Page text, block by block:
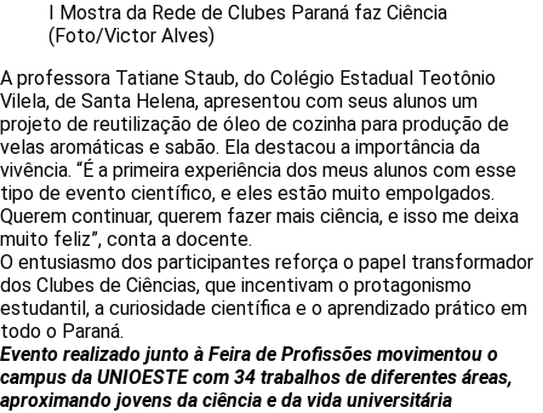
I Mostra da Rede de Clubes Paraná faz Ciência
(Foto/Victor Alves)
A professora Tatiane Staub, do Colégio Estadual Teotônio
Vilela, de Santa Helena, apresentou com seus alunos um
projeto de reutilização de óleo de cozinha para produção de
velas aromáticas e sabão. Ela destacou a importância da
vivência. “É a primeira experiência dos meus alunos com esse
tipo de evento científico, e eles estão muito empolgados.
Querem continuar, querem fazer mais ciência, e isso me deixa
muito feliz”, conta a docente.
O entusiasmo dos participantes reforça o papel transformador
dos Clubes de Ciências, que incentivam o protagonismo
estudantil, a curiosidade científica e o aprendizado prático em
todo o Paraná.
Evento realizado junto à Feira de Profissões movimentou o
campus da UNIOESTE com 34 trabalhos de diferentes áreas,
aproximando jovens da ciência e da vida universitária